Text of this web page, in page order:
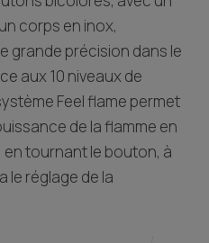
corps en inox,
grande précision dans le
aux 10 niveaux de
Feel flame permet
de la flamme en
tournant le bouton, à
le réglage de la